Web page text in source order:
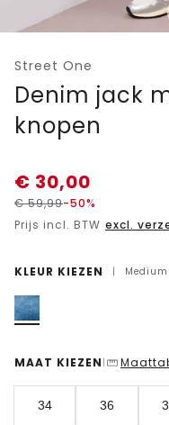
Street One
Denim jack
knopen
€ 30,00
€59,99-50%
Prijs incl. BTW excl.
KLEUR KIEZEN |
MAAT KIEZEN |
34 36